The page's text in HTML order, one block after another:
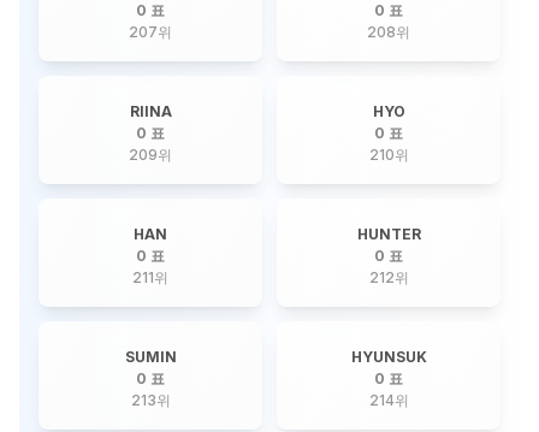
0 표
207위
0 표
208위
RIINA
0 표
209위
HYO
0 표
210위
HAN
0 표
211위
HUNTER
0 표
212위
SUMIN
0 표
213위
HYUNSUK
0 표
214위